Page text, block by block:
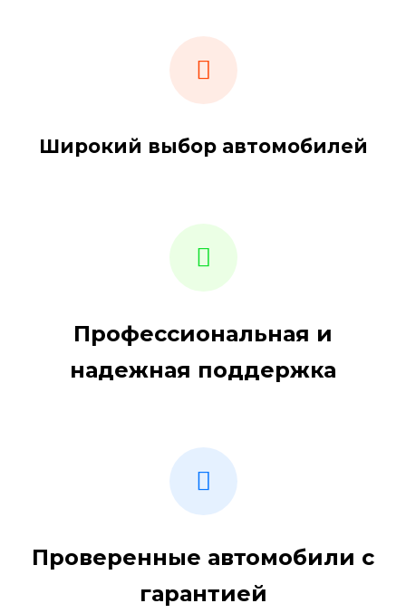
Широкий выбор автомобилей
Профессиональная и
надежная поддержка
Проверенные автомобили с
гарантией